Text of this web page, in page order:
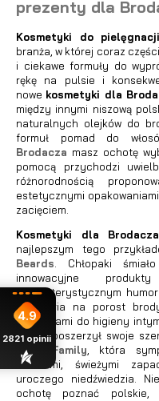
prezenty dla
Kosmetyki do
branża, w której coraz
i ciekawe formuły do
rękę na pulsie i
nowe kosmetyki dla
między innymi niszową
naturalnych olejków do
formuł pomad do
Brodacza masz ochotę
pomocą przychodzi
różnorodnością
estetycznymi
zacięciem.
Kosmetyki dla Brodacza
najlepszym tego
Beards . Chłopaki
innowacyjne
charakterystycznym
akcesoria na porost
produktami do higieny
brodyposzerzył swoje
Bear Family , która
składami, świeżymi
uroczego niedźwiedzia.
ochotę poznać
4.9
2821 opinii